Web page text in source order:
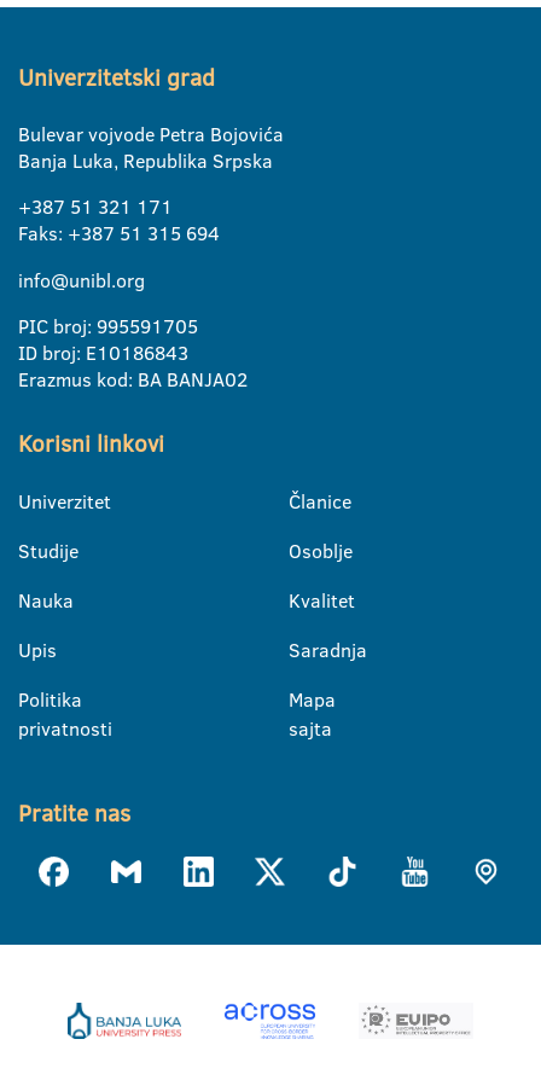
Univerzitetski grad
Bulevar vojvode Petra Bojovića
Banja Luka, Republika Srpska
+387 51 321 171
Faks: +387 51 315 694
info@unibl.org
PIC broj: 995591705
ID broj: E10186843
Erazmus kod: BA BANJA02
Korisni linkovi
Univerzitet
Studije
Nauka
Upis
Politika
privatnosti
Članice
Osoblje
Kvalitet
Saradnja
Mapa
sajta
Pratite nas